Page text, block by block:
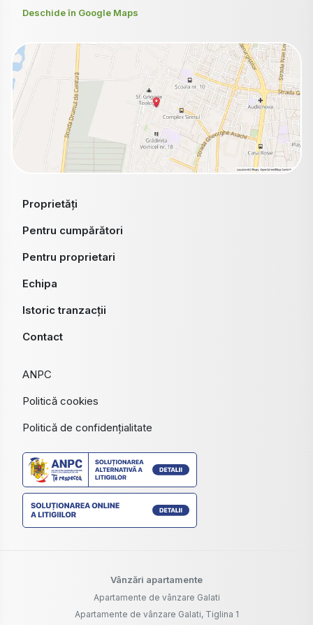
Deschide în Google Maps
Proprietăți
Pentru cumpărători
Pentru proprietari
Echipa
Istoric tranzacții
Contact
ANPC
Politică cookies
Politică de confidențialitate
Vânzări apartamente
Apartamente de vânzare Galati
Apartamente de vânzare Galati, Tiglina 1